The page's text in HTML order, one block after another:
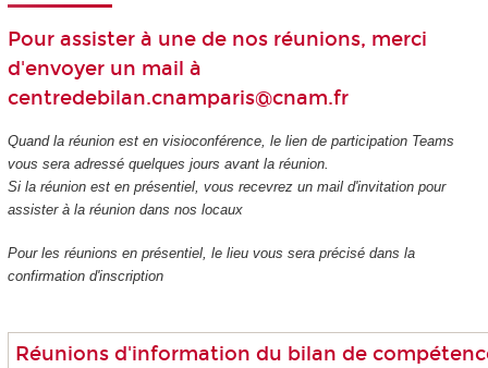
Pour assister à une de nos réunions, merci
d'envoyer un mail à
centredebilan.cnamparis@cnam.fr
Quand la réunion est en visioconférence, le lien de participation Teams
vous sera adressé quelques jours avant la réunion.
Si la réunion est en présentiel, vous recevrez un mail d'invitation pour
assister à la réunion dans nos locaux
Pour les réunions en présentiel, le lieu vous sera précisé dans la
confirmation d'inscription
Réunions d'information du bilan de